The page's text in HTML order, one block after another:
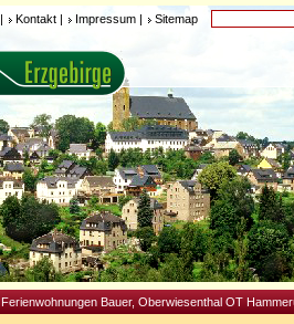
| Kontakt | Impressum | Sitemap
Ferienwohnungen Bauer, Oberwiesenthal OT